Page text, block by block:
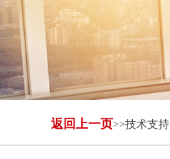
自动进出料设备
返回上一页>>技术支持